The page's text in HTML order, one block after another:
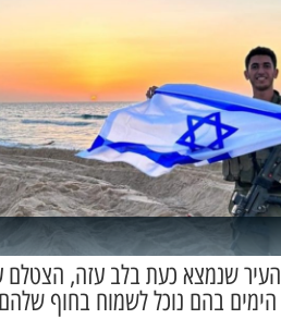
שנמצא כעת בלב עזה, הצטלם
בהם נוכל לשמוח בחוף